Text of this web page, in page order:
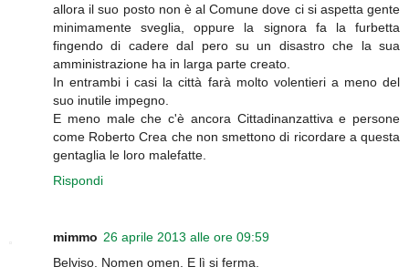
allora il suo posto non è al Comune dove ci si aspetta gente
minimamente sveglia, oppure la signora fa la furbetta
fingendo di cadere dal pero su un disastro che la sua
amministrazione ha in larga parte creato.
In entrambi i casi la città farà molto volentieri a meno del
suo inutile impegno.
E meno male che c'è ancora Cittadinanzattiva e persone
come Roberto Crea che non smettono di ricordare a questa
gentaglia le loro malefatte.
Rispondi
mimmo 26 aprile 2013 alle ore 09:59
Belviso. Nomen omen. E lì si ferma.